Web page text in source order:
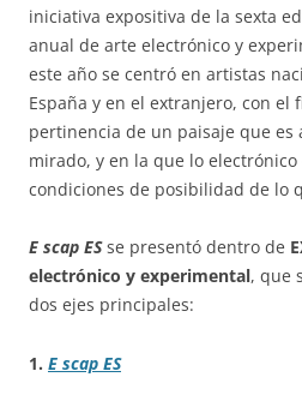
iniciativa expositiva de la sexta
anual de arte electrónico y
este año se centró en artistas
España y en el extranjero, con
pertinencia de un paisaje que es
mirado, y en la que lo
condiciones de posibilidad de lo
E scap ESse presentó dentro de
electrónico y experimental, que
dos ejes principales:
1. E scap ES